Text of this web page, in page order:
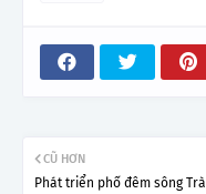
CŨ HƠN
Phát triển phố đêm sông Trà